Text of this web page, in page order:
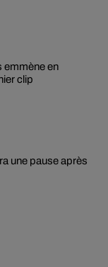
emmène en
clip
une pause après